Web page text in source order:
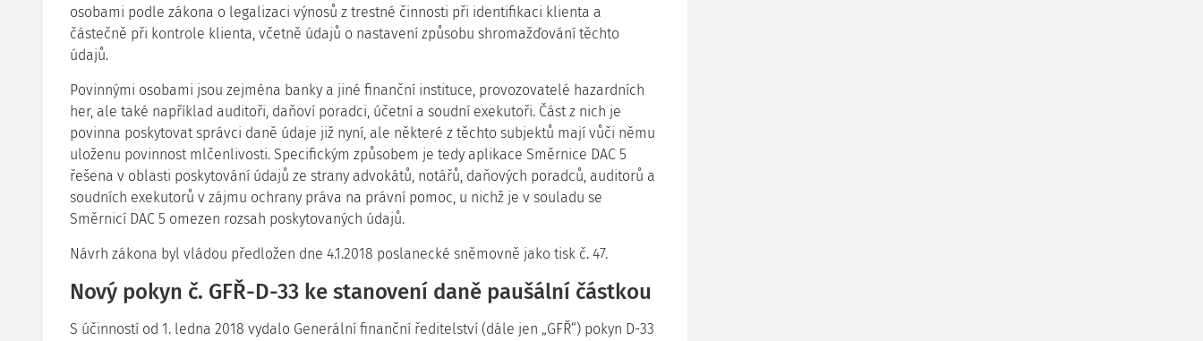
osobami podle zákona o legalizaci výnosů z trestné činnosti při identifikaci klienta a
částečně při kontrole klienta, včetně údajů o nastavení způsobu shromažďování těchto
údajů.
Povinnými osobami jsou zejména banky a jiné finanční instituce, provozovatelé hazardních
her, ale také například auditoři, daňoví poradci, účetní a soudní exekutoři. Část z nich je
povinna poskytovat správci daně údaje již nyní, ale některé z těchto subjektů mají vůči němu
uloženu povinnost mlčenlivosti. Specifickým způsobem je tedy aplikace Směrnice DAC 5
řešena v oblasti poskytování údajů ze strany advokátů, notářů, daňových poradců, auditorů a
soudních exekutorů v zájmu ochrany práva na právní pomoc, u nichž je v souladu se
Směrnicí DAC 5 omezen rozsah poskytovaných údajů.
Návrh zákona byl vládou předložen dne 4.1.2018 poslanecké sněmovně jako tisk č. 47.
Nový pokyn č. GFŘ-D-33 ke stanovení daně paušální částkou
S účinností od 1. ledna 2018 vydalo Generální finanční ředitelství (dále jen „GFŘ“) pokyn D-33